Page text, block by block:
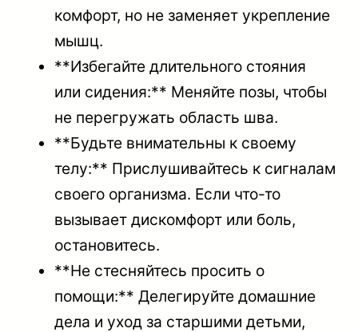
комфорт, но не заменяет укрепление
мышц.
**Избегайте длительного стояния
или сидения:** Меняйте позы, чтобы
не перегружать область шва.
**Будьте внимательны к своему
телу:** Прислушивайтесь к сигналам
своего организма. Если что-то
вызывает дискомфорт или боль,
остановитесь.
**Не стесняйтесь просить о
помощи:** Делегируйте домашние
дела и уход за старшими детьми,